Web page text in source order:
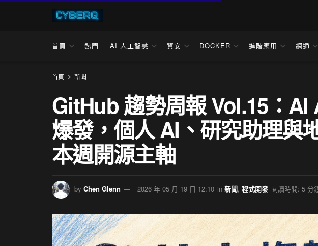
首頁 熱門 AI 人工智慧 資安 DOCKER 進階應用 網通
首頁 新聞
GitHub 趨勢周報 Vol.15：
爆發，個人 AI、研究助理與
本週開源主軸
by Chen Glenn 2026 年 05 月 19 日 12:10 in 新聞, 程式開發 閱讀時間: 5 分